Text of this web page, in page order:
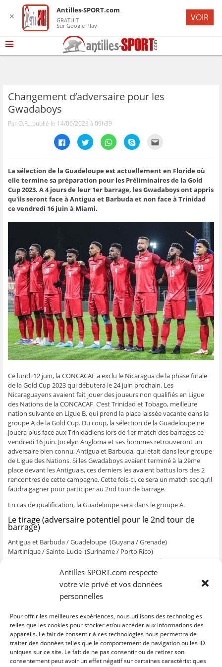
Antilles-SPORT.com respecte
votre vie privé et vos données
personnelles
Pour offrir les meilleures expériences, nous utilisons des technologies
telles que les cookies pour stocker et/ou accéder aux informations des
appareils. Le fait de consentir à ces technologies nous permettra de
traiter des données telles que le comportement de navigation ou les ID
uniques sur ce site. Le fait de ne pas consentir ou de retirer son
consentement peut avoir un effet négatif sur certaines caractéristiques
Changement d’adversaire pour les
Gwadaboys
Par O.R., publié le 14/06/2023 à 09h39
C
l
e
z
p
o
u
r
p
a
t
r
s
u
r
F
a
c
e
b
o
o
k
(
o
u
v
r
e
d
a
s
u
n
e
n
o
u
v
e
l
f
e
n
ê
t
r
e
C
l
e
z
p
o
r
p
a
t
e
r
s
u
r
T
w
i
t
t
e
r
(
o
u
v
r
e
d
a
n
u
n
e
n
o
u
v
e
e
e
n
ê
t
r
e
)
C
l
e
z
p
o
u
r
t
e
r
s
u
r
W
h
a
t
s
A
p
p
(
o
u
v
r
e
d
a
u
n
e
n
o
u
v
e
l
l
f
e
n
ê
t
r
e
C
l
e
z
p
o
u
r
t
g
e
r
s
u
r
S
k
y
p
e
(
o
u
v
r
e
d
a
n
s
u
n
o
u
v
e
l
e
f
e
ê
t
r
e
)
e
z
p
o
u
r
o
r
p
a
r
e
m
a
i
l
à
n
a
m
i
(
o
u
v
r
a
n
s
u
n
e
n
o
u
v
e
l
l
e
f
e
n
ê
r
)
La sélection de la Guadeloupe est actuellement en Floride où
elle termine sa préparation pour les Préliminaires de la Gold
Cup 2023. A 4 jours de leur 1er barrage, les Gwadaboys ont appris
qu'ils seront face à Antigua et Barbuda et non face à Trinidad
ce vendredi 16 juin à Miami.
Ce lundi 12 juin, la CONCACAF a exclu le Nicaragua de la phase finale
de la Gold Cup 2023 qui débutera le 24 juin prochain. Les
Nicaraguayens avaient fait jouer des joueurs non qualifiés en Ligue
des Nations de la CONCACAF. C’est Trinidad et Tobago, meilleure
nation suivante en Ligue B, qui prend la place laissée vacante dans le
groupe A de la Gold Cup. Du coup, la sélection de la Guadeloupe ne
jouera plus face aux Trinidadiens lors de 1er match des barrages ce
vendredi 16 juin. Jocelyn Angloma et ses hommes retrouveront un
adversaire bien connu, Antigua et Barbuda, qui était dans leur groupe
de Ligue des Nations. Si les Gwadaboys avaient terminé à la 2ème
place devant les Antiguais, ces derniers les avaient battus lors des 2
rencontres de cette campagne. Cette fois-ci, ce sera un match sec qu’il
faudra gagner pour participer au 2nd tour de barrage.
En cas de qualification, la Guadeloupe sera dans le groupe A.
Le tirage (adversaire potentiel pour le 2nd tour de
barrage)
Antigua et Barbuda / Guadeloupe (Guyana / Grenade)
Martinique / Sainte-Lucie (Suriname / Porto Rico)
Guyane / Sint Marteen (Curaçao / Saint Kitts et Nevis)
Les groupes de la Gold Cup
A : Etats-Unis, Jamaïque, Trinidad et un qualifié
B : Mexique, Haïti, Honduras et Qatar
D : Canada, Guatemala, Cuba et un qualifié
C
l
C
l
C
l
C
l
C
l
✕
Antilles-SPORT.com
GRATUIT
Sur Google Play
VOIR